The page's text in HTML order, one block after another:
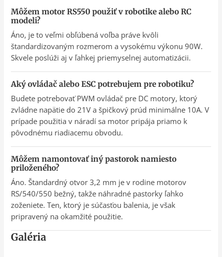
Môžem motor RS550 použiť v robotike alebo RC
modeli?
Áno, je to veľmi obľúbená voľba práve kvôli
štandardizovaným rozmerom a vysokému výkonu 90W.
Skvele poslúži aj v ľahkej priemyselnej automatizácii.
Aký ovládač alebo ESC potrebujem pre robotiku?
Budete potrebovať PWM ovládač pre DC motory, ktorý
zvládne napätie do 21V a špičkový prúd minimálne 10A. V
prípade použitia v náradí sa motor pripája priamo k
pôvodnému riadiacemu obvodu.
Môžem namontovať iný pastorok namiesto
priloženého?
Áno. Štandardný otvor 3,2 mm je v rodine motorov
RS/540/550 bežný, takže náhradné pastorky ľahko
zoženiete. Ten, ktorý je súčasťou balenia, je však
pripravený na okamžité použitie.
Galéria